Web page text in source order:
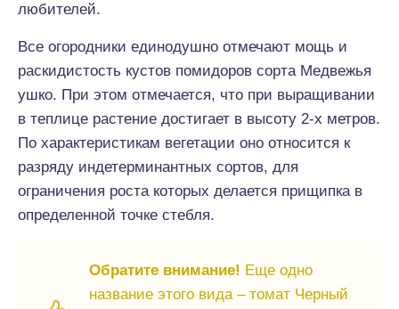
любителей.
Все огородники единодушно отмечают мощь и
раскидистость кустов помидоров сорта Медвежья
ушко. При этом отмечается, что при выращивании
в теплице растение достигает в высоту 2-х метров.
По характеристикам вегетации оно относится к
разряду индетерминантных сортов, для
ограничения роста которых делается прищипка в
определенной точке стебля.
Обратите внимание! Еще одно
название этого вида – томат Черный